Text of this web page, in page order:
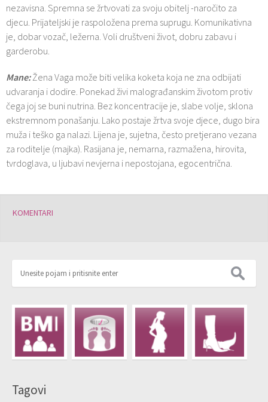
nezavisna. Spremna se žrtvovati za svoju obitelj -naročito za
djecu. Prijateljski je raspoložena prema suprugu. Komunikativna
je, dobar vozač, ležerna. Voli društveni život, dobru zabavu i
garderobu.
Mane:Žena Vaga može biti velika koketa koja ne zna odbijati
udvaranja i dodire. Ponekad živi malograđanskim životom protiv
čega joj se buni nutrina. Bez koncentracije je, slabe volje, sklona
ekstremnom ponašanju. Lako postaje žrtva svoje djece, dugo bira
muža i teško ga nalazi. Lijena je, sujetna, često pretjerano vezana
za roditelje (majka). Rasijana je, nemarna, razmažena, hirovita,
tvrdoglava, u ljubavi nevjerna i nepostojana, egocentrična.
KOMENTARI
Tagovi